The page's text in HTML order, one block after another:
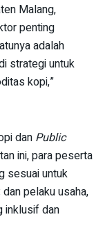
Malang,
penting
adalah
strategi untuk
kopi,”
dan Public
ini, para peserta
sesuai untuk
dan pelaku usaha,
inklusif dan